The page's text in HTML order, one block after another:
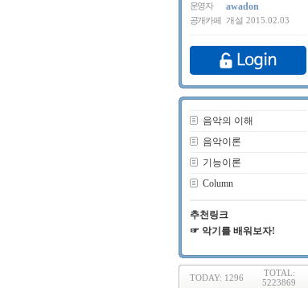
운영자 awadon
공개카페 개설 2015.02.03
음악의 이해
음악이론
기능이론
Column
추천링크
☞ 악기를 배워보자!
TODAY: 1296
TOTAL:
5223869